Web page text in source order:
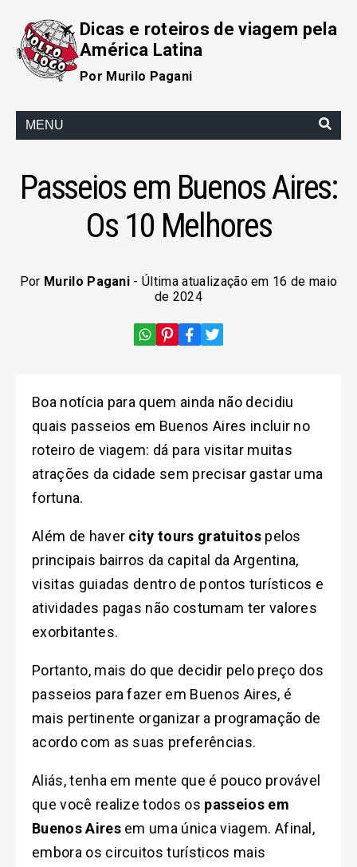
Dicas e roteiros de viagem pela
América Latina
Por Murilo Pagani
MENU
Passeios em Buenos Aires:
Os 10 Melhores
Por Murilo Pagani - Última atualização em 16 de maio
de 2024
Boa notícia para quem ainda não decidiu
quais passeios em Buenos Aires incluir no
roteiro de viagem: dá para visitar muitas
atrações da cidade sem precisar gastar uma
fortuna.
Além de haver city tours gratuitospelos
principais bairros da capital da Argentina,
visitas guiadas dentro de pontos turísticos e
atividades pagas não costumam ter valores
exorbitantes.
Portanto, mais do que decidir pelo preço dos
passeios para fazer em Buenos Aires, é
mais pertinente organizar a programação de
acordo com as suas preferências.
Aliás, tenha em mente que é pouco provável
que você realize todos os passeios em
Buenos Airesem uma única viagem. Afinal,
embora os circuitos turísticos mais